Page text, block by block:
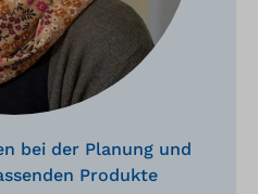
bei der Planung und
Produkte